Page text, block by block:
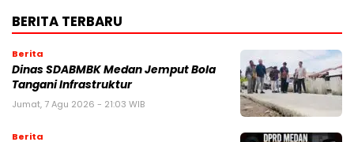
BERITA TERBARU
Berita
Dinas SDABMBK Medan Jemput Bola
Tangani Infrastruktur
Jumat, 7 Agu 2026 - 21:03 WIB
Berita